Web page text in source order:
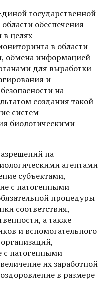
государственной
обеспечения
в целях
в области
обмена информацией
для выработки
и
на
создания такой
систем
биологическими
на
агентами
субъектами,
с патогенными
процедуры
соответствия,
а также
и вспомогательного
патогенными
их заработной
в размере